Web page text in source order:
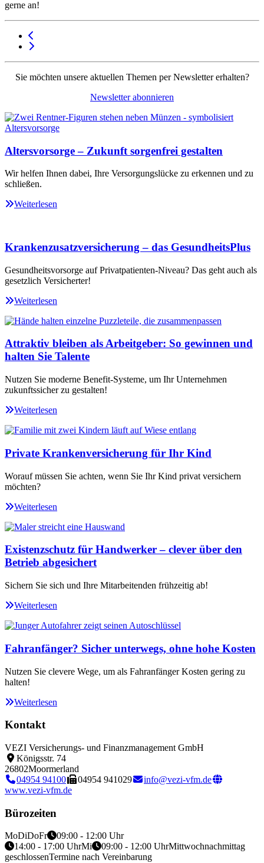
gerne an!
Sie möchten unsere aktuellen Themen per Newsletter erhalten?
Newsletter abonnieren
Altersvorsorge – Zukunft sorgenfrei gestalten
Wir helfen Ihnen dabei, Ihre Versorgungslücke zu erkennen und zu
schließen.
Weiterlesen
Krankenzusatzversicherung – das GesundheitsPlus
Gesundheitsvorsorge auf Privatpatienten-Niveau? Das geht auch als
gesetzlich Versicherter!
Weiterlesen
Attraktiv bleiben als Arbeitgeber: So gewinnen und
halten Sie Talente
Nutzen Sie moderne Benefit-Systeme, um Ihr Unternehmen
zukunftssicher zu gestalten!
Weiterlesen
Private Krankenversicherung für Ihr Kind
Worauf müssen Sie achten, wenn Sie Ihr Kind privat versichern
möchten?
Weiterlesen
Existenzschutz für Handwerker – clever über den
Betrieb abgesichert
Sichern Sie sich und Ihre Mitarbeitenden frühzeitig ab!
Weiterlesen
Fahranfänger? Sicher unterwegs, ohne hohe Kosten
Nutzen Sie clevere Wege, um als Fahranfänger Kosten gering zu
halten!
Weiterlesen
Kontakt
VEZI Versicherungs- und Finanzmanagement GmbH
Königsstr. 74
26802Moormerland
04954 94100
04954 941029
info@vezi-vfm.de
www.vezi-vfm.de
Bürozeiten
MoDiDoFr
09:00 - 12:00 Uhr
14:00 - 17:00 UhrMi 09:00 - 12:00 UhrMittwochnachmittag
geschlossenTermine nach Vereinbarung